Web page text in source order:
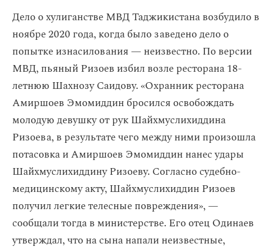
Дело о хулиганстве МВД Таджикистана возбудило в
ноябре 2020 года, когда было заведено дело о
попытке изнасилования — неизвестно. По версии
МВД, пьяный Ризоев избил возле ресторана 18-
летнюю Шахнозу Саидову. «Охранник ресторана
Амиршоев Эмомиддин бросился освобождать
молодую девушку от рук Шайхмуслихиддина
Ризоева, в результате чего между ними произошла
потасовка и Амиршоев Эмомиддин нанес удары
Шайхмуслихиддину Ризоеву. Согласно судебно-
медицинскому акту, Шайхмуслихиддин Ризоев
получил легкие телесные повреждения», —
сообщали тогда в министерстве. Его отец Одинаев
утверждал, что на сына напали неизвестные,